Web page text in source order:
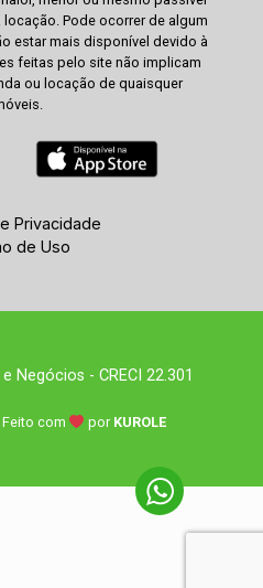
Pode ocorrer de algum
estar mais disponível devido à
feitas pelo site não implicam
ou locação de quaisquer
Privacidade
de Uso
Negócios - CRECI 22.301
Feito com por KUROLE